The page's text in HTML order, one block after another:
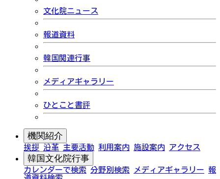
文化院ニュース
報道資料
韓国関連行事
メディアギャラリー
ひとこと書評
機関紹介
挨拶 沿革 主要活動 利用案内 施設案内 アクセス
韓国文化院行事
カレンダーで検索 分野別検索 メディアギャラリー 報